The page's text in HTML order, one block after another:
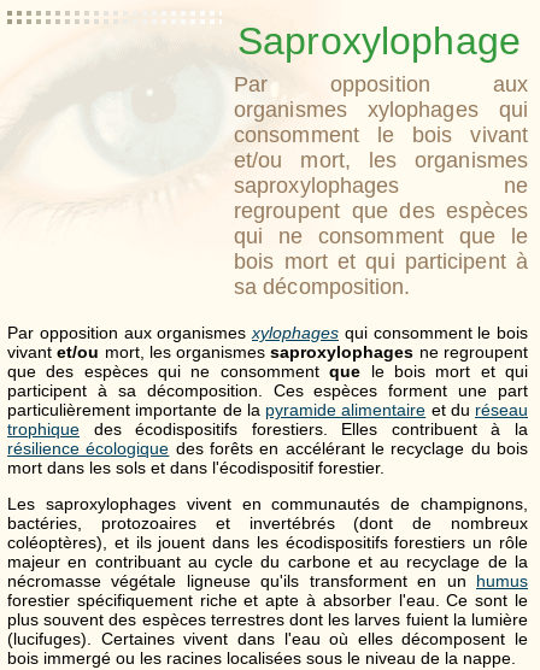
Saproxylophage
Par opposition aux
organismes xylophages qui
consomment le bois vivant
et/ou mort, les organismes
saproxylophages ne
regroupent que des espèces
qui ne consomment que le
bois mort et qui participent à
sa décomposition.
Par opposition aux organismes xylophages qui consomment le bois
vivantet/ou mort, les organismessaproxylophages ne regroupent
que des espèces qui ne consommentque le bois mort et qui
participent à sa décomposition. Ces espèces forment une part
particulièrement importante de la pyramide alimentaire et du réseau
trophique des écodispositifs forestiers. Elles contribuent à la
résilience écologique des forêts en accélérant le recyclage du bois
mort dans les sols et dans l'écodispositif forestier.
Les saproxylophages vivent en communautés de champignons,
bactéries, protozoaires et invertébrés (dont de nombreux
coléoptères), et ils jouent dans les écodispositifs forestiers un rôle
majeur en contribuant au cycle du carbone et au recyclage de la
nécromasse végétale ligneuse qu'ils transforment en un humus
forestier spécifiquement riche et apte à absorber l'eau. Ce sont le
plus souvent des espèces terrestres dont les larves fuient la lumière
(lucifuges). Certaines vivent dans l'eau où elles décomposent le
bois immergé ou les racines localisées sous le niveau de la nappe.